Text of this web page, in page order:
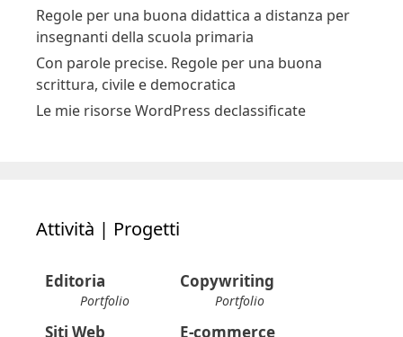
Regole per una buona didattica a distanza per
insegnanti della scuola primaria
Con parole precise. Regole per una buona
scrittura, civile e democratica
Le mie risorse WordPress declassificate
Attività | Progetti
Editoria
Portfolio
Copywriting
Portfolio
Siti Web E-commerce